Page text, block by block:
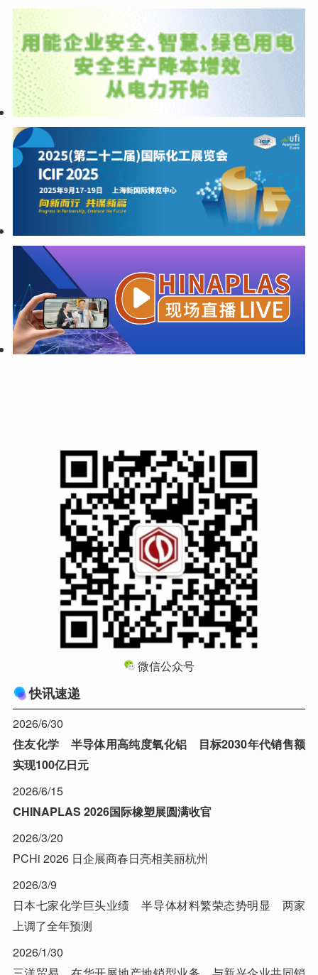
微信公众号
快讯速递
2026/6/30
住友化学 半导体用高纯度氧化铝 目标2030年代销售额
实现100亿日元
2026/6/15
CHINAPLAS 2026国际橡塑展圆满收官
2026/3/20
PCHi 2026 日企展商春日亮相美丽杭州
2026/3/9
日本七家化学巨头业绩 半导体材料繁荣态势明显 两家
上调了全年预测
2026/1/30